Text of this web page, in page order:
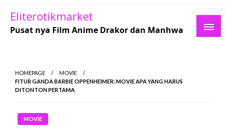
Skip
content
Eliterotikmarket
Pusat nya Film Anime Drakor dan Manhwa
HOMEPAGE
MOVIE
FITUR GANDA BARBIE OPPENHEIMER: MOVIE APA YANG HARUS
DITONTON PERTAMA
MOVIE